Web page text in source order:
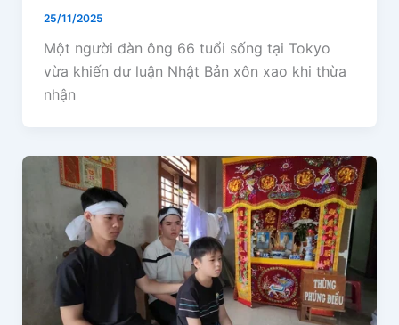
25/11/2025
Một người đàn ông 66 tuổi sống tại Tokyo
vừa khiến dư luận Nhật Bản xôn xao khi thừa
nhận